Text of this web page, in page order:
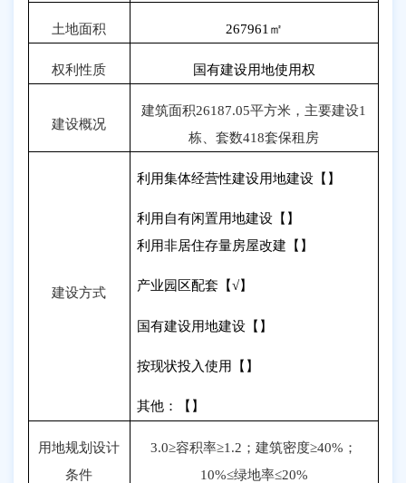
土地面积 267961 ㎡
权利性质 国有建设用地使用权
建设概况
建筑面积26187.05平方米，主要建设1
栋、套数418套保租房
建设方式
利用集体经营性建设用地建设【】
利用自有闲置用地建设【】
利用非居住存量房屋改建【】
产业园区配套【√】
国有建设用地建设【】
按现状投入使用【】
其他：【】
用地规划设计
条件
3.0≥容积率≥1.2 ；建筑密度≥40% ；
10%≤绿地率≤20%